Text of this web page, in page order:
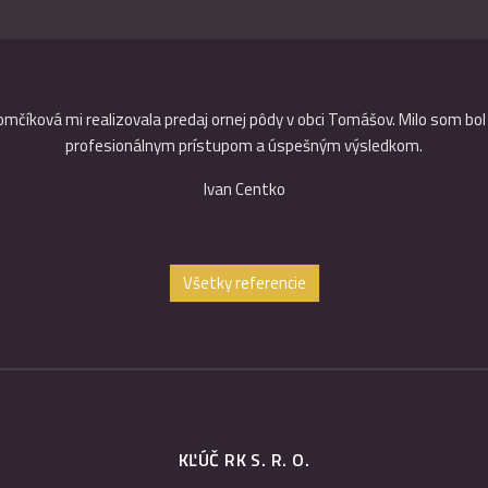
mi realizovala predaj ornej pôdy v obci Tomášov. Milo som
profesionálnym prístupom a úspešným výsledkom.
Ivan Centko
Všetky referencie
KĽÚČ RK S. R. O.